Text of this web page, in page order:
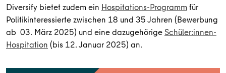
Diversify bietet zudem ein Hospitations-Programm für
Politikinteressierte zwischen 18 und 35 Jahren (Bewerbung
ab 03. März 2025) und eine dazugehörige Schüler:innen-
Hospitation (bis 12. Januar 2025) an.